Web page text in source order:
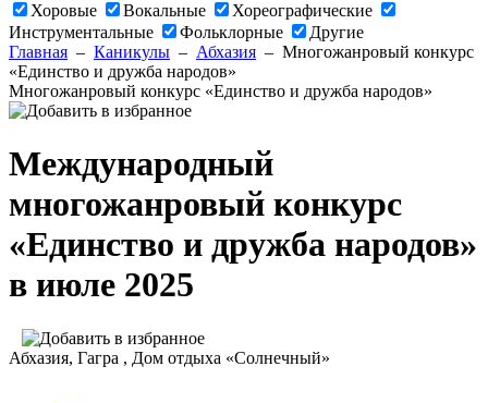
Хоровые
Вокальные
Хореографические
Инструментальные
Фольклорные
Другие
Главная – Каникулы – Абхазия – Многожанровый конкурс
«Единство и дружба народов»
Многожанровый конкурс «Единство и дружба народов»
Международный
многожанровый конкурс
«Единство и дружба народов»
в июле 2025
Абхазия, Гагра , Дом отдыха «Солнечный»